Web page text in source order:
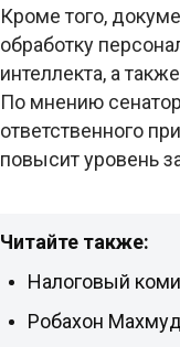
Кроме того,
обработку
интеллекта, а
По мнению
ответственного
повысит уровень
Читайте также:
Налоговый
Робахон